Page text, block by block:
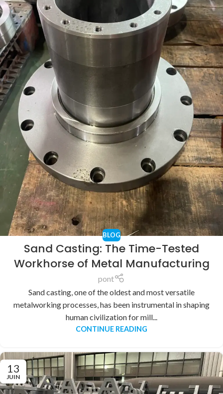
BLOG
Sand Casting: The Time-Tested
Workhorse of Metal Manufacturing
pont
Sand casting, one of the oldest and most versatile
metalworking processes, has been instrumental in shaping
human civilization for mill...
CONTINUE READING
13
JUIN